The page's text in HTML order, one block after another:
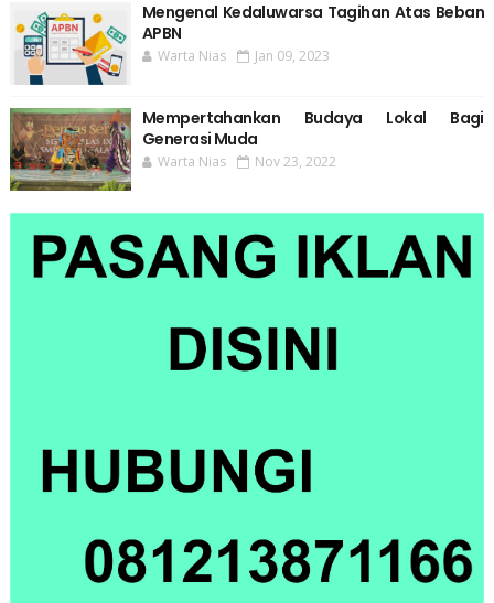
Mengenal Kedaluwarsa Tagihan Atas Beban
APBN
Warta Nias Jan 09, 2023
Mempertahankan Budaya Lokal Bagi
Generasi Muda
Warta Nias Nov 23, 2022